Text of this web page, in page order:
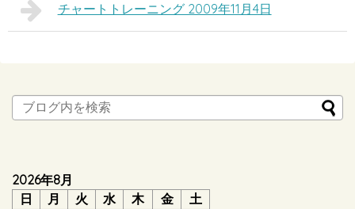
チャートトレーニング 2009年11月4日
2026年8月
日
月 火 水 木 金
土